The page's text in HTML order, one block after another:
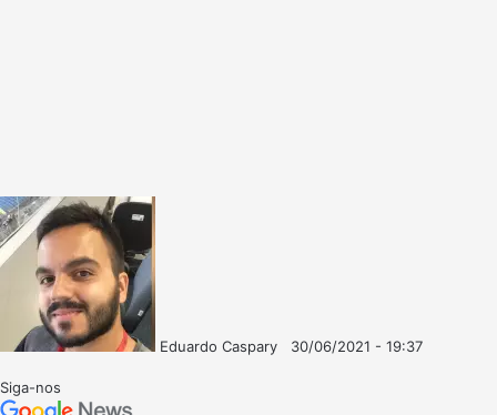
Eduardo Caspary
30/06/2021 - 19:37
Siga-nos